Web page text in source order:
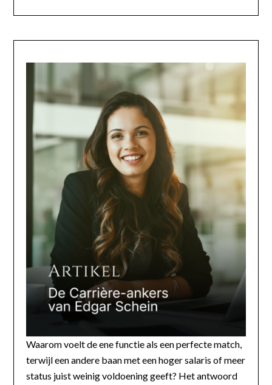
Waarom voelt de ene functie als een perfecte match,
terwijl een andere baan met een hoger salaris of meer
status juist weinig voldoening geeft? Het antwoord